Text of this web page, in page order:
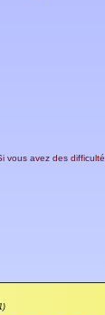
vous avez des